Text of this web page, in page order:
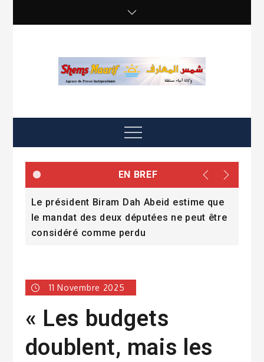
Menu
EN BREF
Le président Biram Dah Abeid estime que
le mandat des deux députées ne peut être
considéré comme perdu
11 Novembre 2025
« Les budgets
doublent, mais les